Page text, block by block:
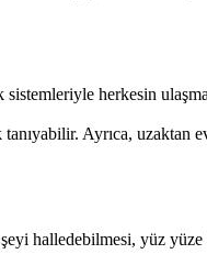
herkesin
Ayrıca, uzaktan
halledebilmesi, yüz